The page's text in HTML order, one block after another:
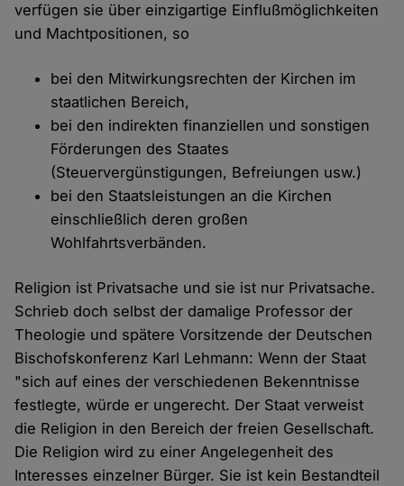
verfügen sie über einzigartige Einflußmöglichkeiten
und Machtpositionen, so
bei den Mitwirkungsrechten der Kirchen im
staatlichen Bereich,
bei den indirekten finanziellen und sonstigen
Förderungen des Staates
(Steuervergünstigungen, Befreiungen usw.)
bei den Staatsleistungen an die Kirchen
einschließlich deren großen
Wohlfahrtsverbänden.
Religion ist Privatsache und sie ist nur Privatsache.
Schrieb doch selbst der damalige Professor der
Theologie und spätere Vorsitzende der Deutschen
Bischofskonferenz Karl Lehmann: Wenn der Staat
"sich auf eines der verschiedenen Bekenntnisse
festlegte, würde er ungerecht. Der Staat verweist
die Religion in den Bereich der freien Gesellschaft.
Die Religion wird zu einer Angelegenheit des
Interesses einzelner Bürger. Sie ist kein Bestandteil